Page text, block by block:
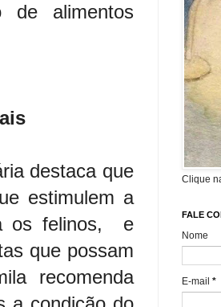
de alimentos
destaca que
estimulem a
os felinos, e
que possam
recomenda
Clique
FALE
Nome
E-mail *